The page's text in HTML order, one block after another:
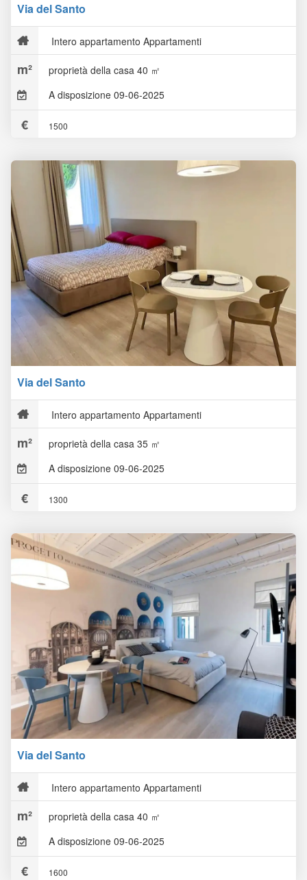
Via del Santo
Intero appartamento Appartamenti
proprietà della casa 40 ㎡
A disposizione 09-06-2025
1500
Via del Santo
Intero appartamento Appartamenti
proprietà della casa 35 ㎡
A disposizione 09-06-2025
1300
Via del Santo
Intero appartamento Appartamenti
proprietà della casa 40 ㎡
A disposizione 09-06-2025
1600